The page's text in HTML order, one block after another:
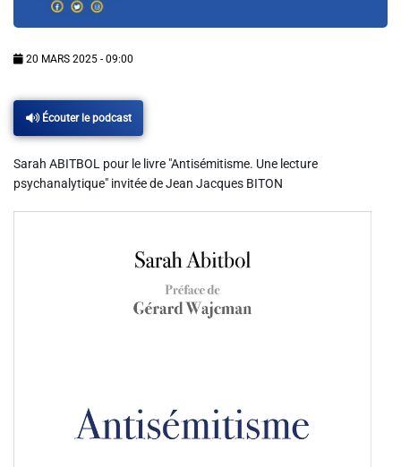
Issa Nissa OGC Nice
RCN Soutiens
MEDIAS
Liens utiles
Shabbat Project
20 MARS 2025 - 09:00
Écouter le podcast
Sarah ABITBOL pour le livre "Antisémitisme. Une lecture
psychanalytique" invitée de Jean Jacques BITON